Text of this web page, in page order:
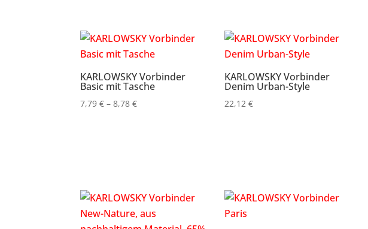
KARLOWSKY Vorbinder
Basic mit Tasche
7,79€ –8,78€Preisspanne:
KARLOWSKY Vorbinder
Denim Urban-Style
22,12€